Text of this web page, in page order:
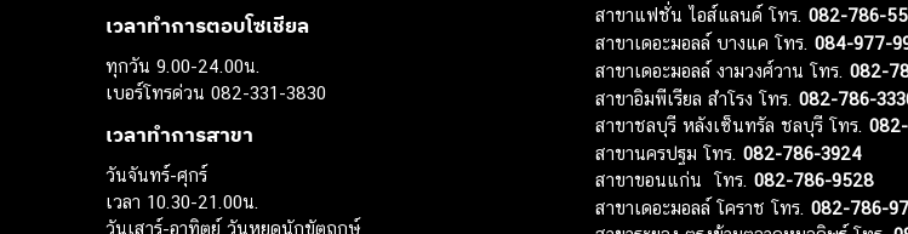
เวลาทำการตอบโซเชียล
ทุกวัน 9.00-24.00น.
เบอร์โทรด่วน 082-331-3830
เวลาทำการสาขา
วันจันทร์-ศุกร์
เวลา 10.30-21.00น.
วันเสาร์-อาทิตย์ วันหยุดนักขัตฤกษ์
สาขาแฟชั่น ไอส์แลนด์ โทร.082-786-
สาขาเดอะมอลล์ บางแค โทร.084-977-
สาขาเดอะมอลล์ งามวงศ์วาน โทร.082-
สาขาอิมพีเรียล สำโรง โทร.082-786-
สาขาชลบุรี หลังเซ็นทรัล ชลบุรี โทร.
สาขานครปฐม โทร.082-786-3924
สาขาขอนแก่น โทร.082-786-9528
สาขาเดอะมอลล์ โคราช โทร.082-786-